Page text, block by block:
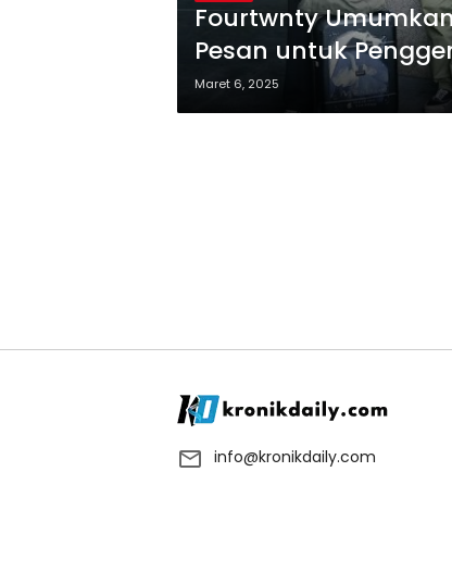
Fourtwnty
Pesan untuk
Maret 6, 2025
info@kronikdaily.com